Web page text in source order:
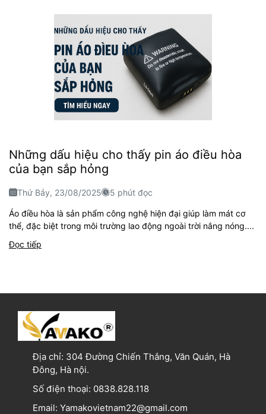
Những dấu hiệu cho thấy pin áo điều hòa
của bạn sắp hỏng
Thứ Bảy, 23/08/2025 5 phút đọc
Áo điều hòa là sản phẩm công nghệ hiện đại giúp làm mát cơ
thể, đặc biệt trong môi trường lao động ngoài trời nắng nóng....
Đọc tiếp
Địa chỉ: 304 Đường Chiến Thắng, Văn Quán, Hà
Đông, Hà nội.
Số điện thoại: 0838.828.118
Email: Yamakovietnam22@gmail.com